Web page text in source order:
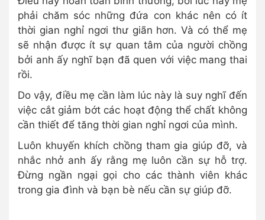
phải chăm sóc những đứa con khác nên có ít
thời gian nghỉ ngơi thư giãn hơn. Và có thể mẹ
sẽ nhận được ít sự quan tâm của người chồng
bởi anh ấy nghĩ bạn đã quen với việc mang thai
rồi.
Do vậy, điều mẹ cần làm lúc này là suy nghĩ đến
việc cắt giảm bớt các hoạt động thể chất không
cần thiết để tăng thời gian nghỉ ngơi của mình.
Luôn khuyến khích chồng tham gia giúp đỡ, và
nhắc nhở anh ấy rằng mẹ luôn cần sự hỗ trợ.
Đừng ngần ngại gọi cho các thành viên khác
trong gia đình và bạn bè nếu cần sự giúp đỡ.